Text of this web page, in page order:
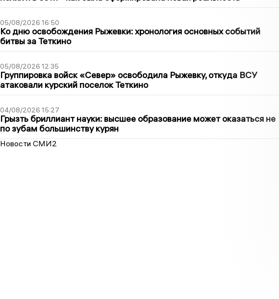
05/08/2026 16:50
Ко дню освобождения Рыжевки: хронология основных событий
битвы за Теткино
05/08/2026 12:35
Группировка войск «Север» освободила Рыжевку, откуда ВСУ
атаковали курский поселок Теткино
04/08/2026 15:27
Грызть бриллиант науки: высшее образование может оказаться не
по зубам большинству курян
Новости СМИ2